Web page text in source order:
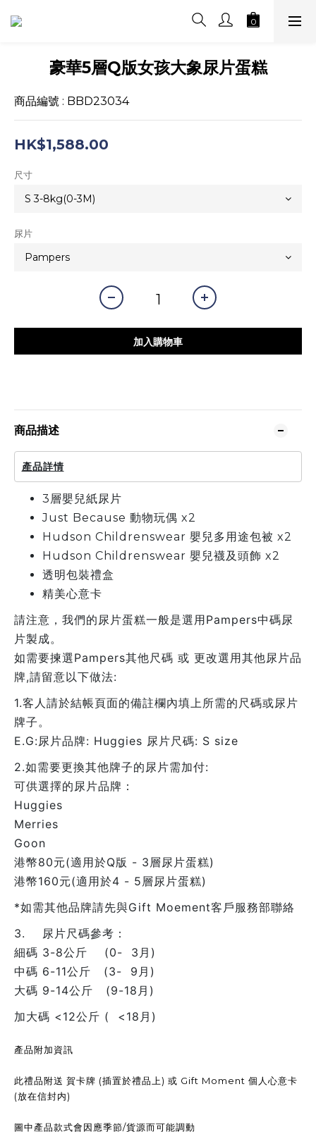
豪華5層Q版女孩大象尿片蛋糕
商品編號 : BBD23034
HK$1,588.00
尺寸
尿片
加入購物車
商品描述
產品詳情
3層嬰兒紙尿片
Just Because 動物玩偶 x2
Hudson Childrenswear 嬰兒多用途包被 x2
Hudson Childrenswear 嬰兒襪及頭飾 x2
透明包裝禮盒
精美心意卡
請注意，我們的尿片蛋糕一般是選用Pampers中碼尿
片製成。
如需要揀選Pampers其他尺碼 或 更改選用其他尿片品
牌,請留意以下做法:
1.客人請於結帳頁面的備註欄內填上所需的尺碼或尿片
牌子。
E.G:尿片品牌: Huggies 尿片尺碼: S size
2.如需要更換其他牌子的尿片需加付:
可供選擇的尿片品牌：
Huggies
Merries
Goon
港幣80元(適用於Q版 - 3層尿片蛋糕)
港幣160元(適用於4 - 5層尿片蛋糕)
*如需其他品牌請先與Gift Moement客戶服務部聯絡
3. 尿片尺碼參考：
細碼 3-8公斤 (0- 3月)
中碼 6-11公斤 (3- 9月)
大碼 9-14公斤 (9-18月)
加大碼 <12公斤 ( <18月)
產品附加資訊
此禮品附送 賀卡牌 (插置於禮品上) 或 Gift Moment 個人心意卡
(放在信封内)
圖中產品款式會因應季節/貨源而可能調動